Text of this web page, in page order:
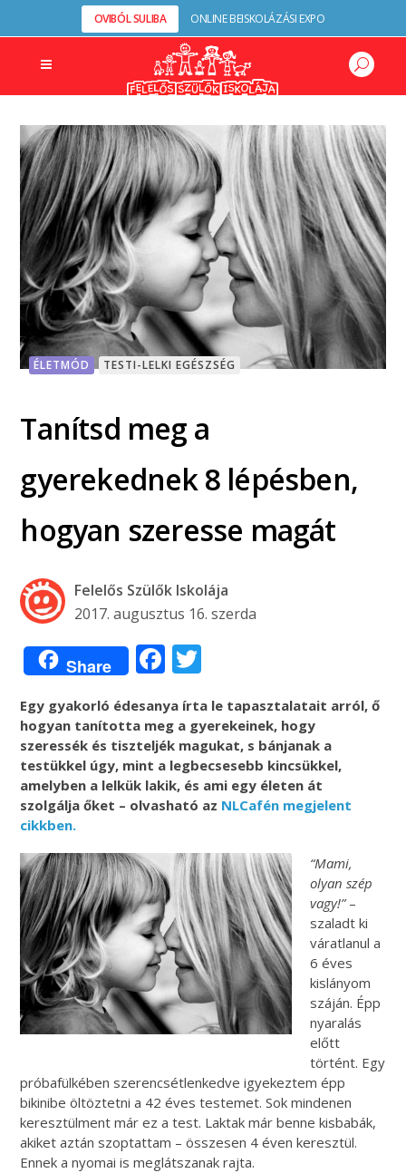
OVIBÓL SULIBA ONLINE BEISKOLÁZÁSI EXPO
ÉLETMÓD TESTI-LELKI EGÉSZSÉG
Tanítsd meg a
gyerekednek 8 lépésben,
hogyan szeresse magát
Felelős Szülők Iskolája
2017. augusztus 16. szerda
Share Facebook
Egy gyakorló édesanya írta le tapasztalatait arról, ő
hogyan tanította meg a gyerekeinek, hogy
szeressék és tiszteljék magukat, s bánjanak a
testükkel úgy, mint a legbecsesebb kincsükkel,
amelyben a lelkük lakik, és ami egy életen át
szolgálja őket – olvasható az NLCafén megjelent
cikkben.
“Mami,
olyan szép
vagy!”–
szaladt ki
váratlanul a
6 éves
kislányom
száján. Épp
nyaralás
előtt
történt. Egy
próbafülkében szerencsétlenkedve igyekeztem épp
bikinibe öltöztetni a 42 éves testemet. Sok mindenen
keresztülment már ez a test. Laktak már benne kisbabák,
akiket aztán szoptattam – összesen 4 éven keresztül.
Ennek a nyomai is meglátszanak rajta.